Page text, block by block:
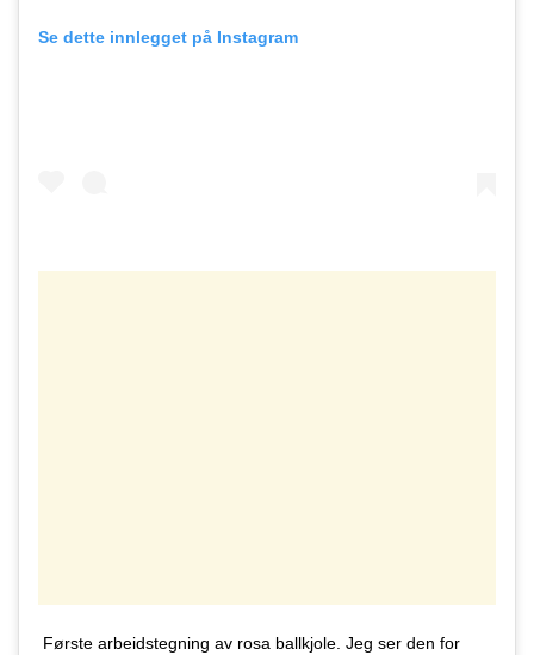
Se dette innlegget på Instagram
Første arbeidstegning av rosa ballkjole. Jeg ser den for